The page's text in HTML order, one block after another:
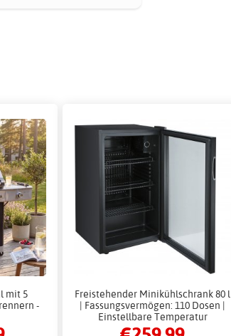
mit 5
-
Freistehender Minikühlschrank 80 l
| Fassungsvermögen: 110 Dosen |
Einstellbare Temperatur